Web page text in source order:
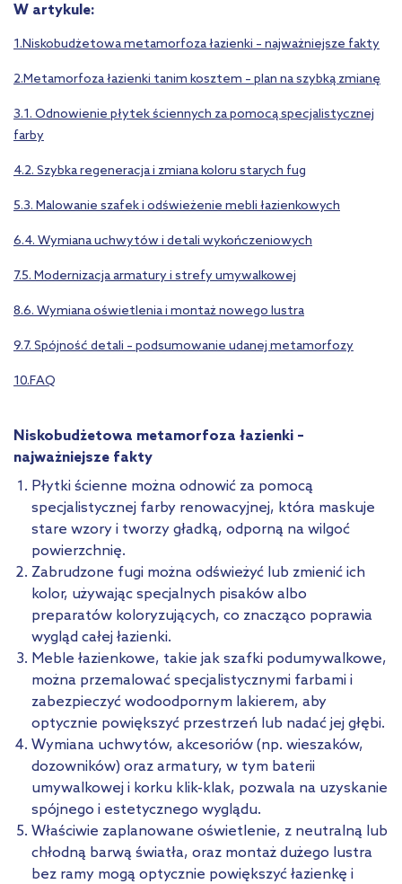
W artykule:
1.Niskobudżetowa metamorfoza łazienki – najważniejsze fakty
2.Metamorfoza łazienki tanim kosztem – plan na szybką zmianę
3.1. Odnowienie płytek ściennych za pomocą specjalistycznej
farby
4.2. Szybka regeneracja i zmiana koloru starych fug
5.3. Malowanie szafek i odświeżenie mebli łazienkowych
6.4. Wymiana uchwytów i detali wykończeniowych
7.5. Modernizacja armatury i strefy umywalkowej
8.6. Wymiana oświetlenia i montaż nowego lustra
9.7. Spójność detali – podsumowanie udanej metamorfozy
10.FAQ
Niskobudżetowa metamorfoza łazienki –
najważniejsze fakty
Płytki ścienne można odnowić za pomocą
specjalistycznej farby renowacyjnej, która maskuje
stare wzory i tworzy gładką, odporną na wilgoć
powierzchnię.
Zabrudzone fugi można odświeżyć lub zmienić ich
kolor, używając specjalnych pisaków albo
preparatów koloryzujących, co znacząco poprawia
wygląd całej łazienki.
Meble łazienkowe, takie jak szafki podumywalkowe,
można przemalować specjalistycznymi farbami i
zabezpieczyć wodoodpornym lakierem, aby
optycznie powiększyć przestrzeń lub nadać jej głębi.
Wymiana uchwytów, akcesoriów (np. wieszaków,
dozowników) oraz armatury, w tym baterii
umywalkowej i korku klik-klak, pozwala na uzyskanie
spójnego i estetycznego wyglądu.
Właściwie zaplanowane oświetlenie, z neutralną lub
chłodną barwą światła, oraz montaż dużego lustra
bez ramy mogą optycznie powiększyć łazienkę i